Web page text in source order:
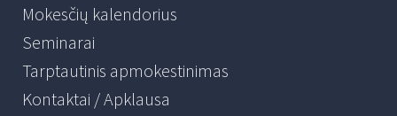
Mokesčių kalendorius
Seminarai
Tarptautinis apmokestinimas
Kontaktai / Apklausa